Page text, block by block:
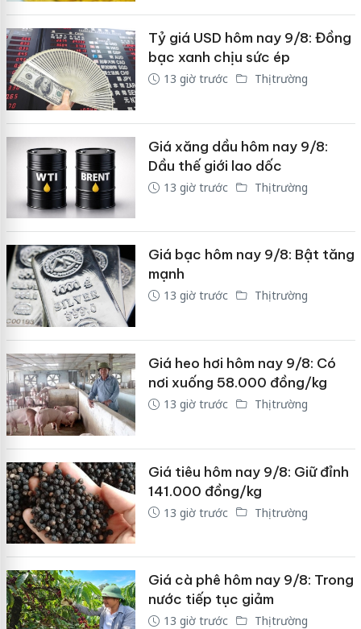
Tỷ giá USD hôm nay 9/8: Đồng
bạc xanh chịu sức ép
13 giờ trước Thị trường
Giá xăng dầu hôm nay 9/8:
Dầu thế giới lao dốc
13 giờ trước Thị trường
Giá bạc hôm nay 9/8: Bật tăng
mạnh
13 giờ trước Thị trường
Giá heo hơi hôm nay 9/8: Có
nơi xuống 58.000 đồng/kg
13 giờ trước Thị trường
Giá tiêu hôm nay 9/8: Giữ đỉnh
141.000 đồng/kg
13 giờ trước Thị trường
Giá cà phê hôm nay 9/8: Trong
nước tiếp tục giảm
13 giờ trước Thị trường